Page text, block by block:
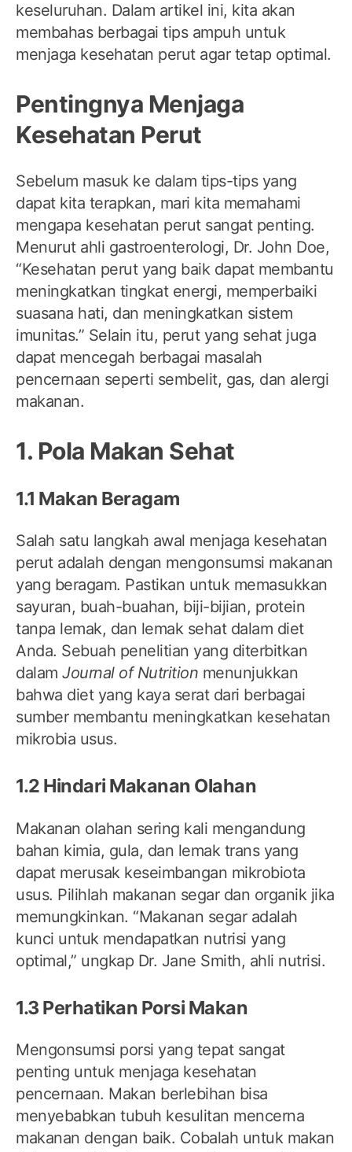
keseluruhan. Dalam artikel ini, kita akan
membahas berbagai tips ampuh untuk
menjaga kesehatan perut agar tetap optimal.
Pentingnya Menjaga
Kesehatan Perut
Sebelum masuk ke dalam tips-tips yang
dapat kita terapkan, mari kita memahami
mengapa kesehatan perut sangat penting.
Menurut ahli gastroenterologi, Dr. John Doe,
“Kesehatan perut yang baik dapat membantu
meningkatkan tingkat energi, memperbaiki
suasana hati, dan meningkatkan sistem
imunitas.” Selain itu, perut yang sehat juga
dapat mencegah berbagai masalah
pencernaan seperti sembelit, gas, dan alergi
makanan.
1. Pola Makan Sehat
1.1 Makan Beragam
Salah satu langkah awal menjaga kesehatan
perut adalah dengan mengonsumsi makanan
yang beragam. Pastikan untuk memasukkan
sayuran, buah-buahan, biji-bijian, protein
tanpa lemak, dan lemak sehat dalam diet
Anda. Sebuah penelitian yang diterbitkan
dalam Journal of Nutrition menunjukkan
bahwa diet yang kaya serat dari berbagai
sumber membantu meningkatkan kesehatan
mikrobia usus.
1.2 Hindari Makanan Olahan
Makanan olahan sering kali mengandung
bahan kimia, gula, dan lemak trans yang
dapat merusak keseimbangan mikrobiota
usus. Pilihlah makanan segar dan organik jika
memungkinkan. “Makanan segar adalah
kunci untuk mendapatkan nutrisi yang
optimal,” ungkap Dr. Jane Smith, ahli nutrisi.
1.3 Perhatikan Porsi Makan
Mengonsumsi porsi yang tepat sangat
penting untuk menjaga kesehatan
pencernaan. Makan berlebihan bisa
menyebabkan tubuh kesulitan mencerna
makanan dengan baik. Cobalah untuk makan